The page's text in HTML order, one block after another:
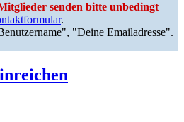
senden bitte unbedingt
.
"Deine Emailadresse".